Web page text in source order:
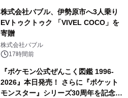
株式会社バブル、伊勢原市へ3人乗り
EVトゥクトゥク 「VIVEL COCO」を
寄贈
株式会社バブル
17時間前
『ポケモン公式ぜんこく図鑑 1996-
2026』本日発売！ さらに『ポケット
モンスター』シリーズ30周年を記念し